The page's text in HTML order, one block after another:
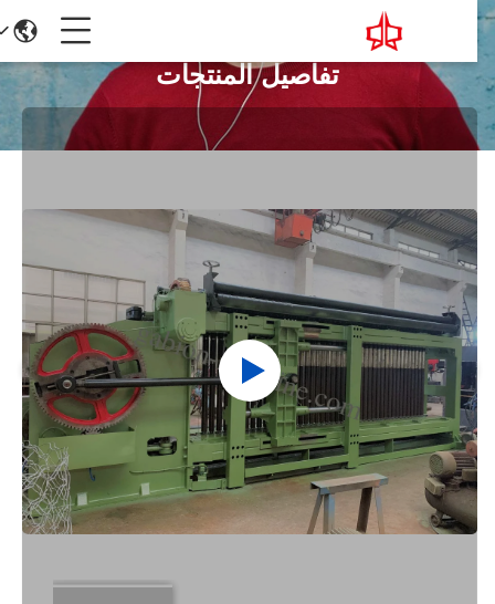
تفاصيل المنتجات